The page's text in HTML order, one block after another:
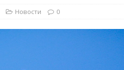
Новости 0